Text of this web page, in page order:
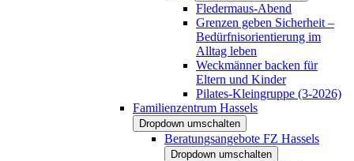
Fledermaus-Abend
Grenzen geben Sicherheit –
Bedürfnisorientierung im
Alltag leben
Weckmänner backen für
Eltern und Kinder
Pilates-Kleingruppe (3-2026)
Familienzentrum Hassels
Dropdown umschalten
Beratungsangebote FZ Hassels
Dropdown umschalten